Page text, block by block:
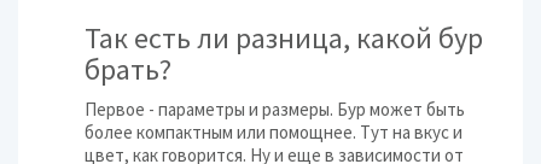
Так есть ли разница, какой бур
брать?
Первое - параметры и размеры. Бур может быть
более компактным или помощнее. Тут на вкус и
цвет, как говорится. Ну и еще в зависимости от